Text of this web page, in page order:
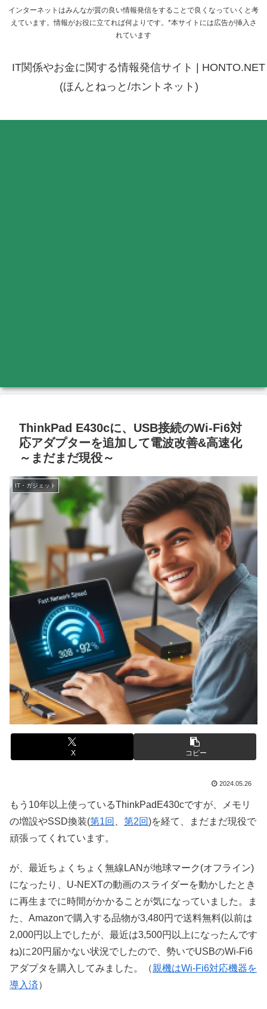
インターネットはみんなが質の良い情報発信をすることで良くなっていくと考
えています。情報がお役に立てれば何よりです。*本サイトには広告が挿入さ
れています
IT関係やお金に関する情報発信サイト | HONTO.NET
(ほんとねっと/ホントネット)
ThinkPad E430cに、USB接続のWi-Fi6対
応アダプターを追加して電波改善&高速化
～まだまだ現役～
IT・ガジェット
X コピー
2024.05.26
もう10年以上使っているThinkPadE430cですが、メモリ
の増設やSSD換装(第1回 第2回)を経て、まだまだ現役で
頑張ってくれています。
が、最近ちょくちょく無線LANが地球マーク(オフライン)
になったり、U-NEXTの動画のスライダーを動かしたとき
に再生までに時間がかかることが気になっていました。ま
た、Amazonで購入する品物が3,480円で送料無料(以前は
2,000円以上でしたが、最近は3,500円以上になったんです
ね)に20円届かない状況でしたので、勢いでUSBのWi-Fi6
アダプタを購入してみました。（親機はWi-Fi6対応機器を
導入済）